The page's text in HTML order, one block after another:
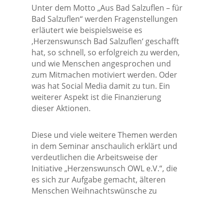
Unter dem Motto „Aus Bad Salzuflen – für
Bad Salzuflen“ werden Fragenstellungen
erläutert wie beispielsweise es
‚Herzenswunsch Bad Salzuflen‘ geschafft
hat, so schnell, so erfolgreich zu werden,
und wie Menschen angesprochen und
zum Mitmachen motiviert werden. Oder
was hat Social Media damit zu tun. Ein
weiterer Aspekt ist die Finanzierung
dieser Aktionen.
Diese und viele weitere Themen werden
in dem Seminar anschaulich erklärt und
verdeutlichen die Arbeitsweise der
Initiative „Herzenswunsch OWL e.V.“, die
es sich zur Aufgabe gemacht, älteren
Menschen Weihnachtswünsche zu